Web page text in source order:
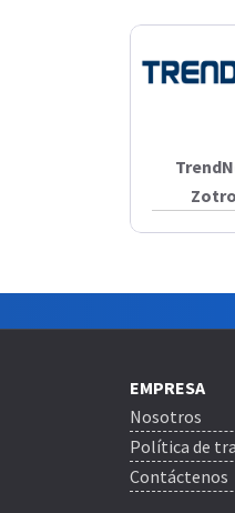
EMPRESA
Nosotros
Política de
Contáctenos